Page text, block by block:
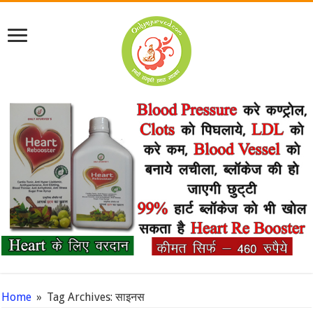
Home » Tag Archives: साइनस